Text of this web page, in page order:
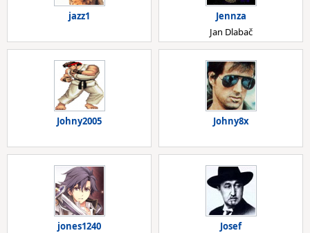
jazz1
Jennza
Jan Dlabač
Johny2005 Johny8x
jones1240
Josef